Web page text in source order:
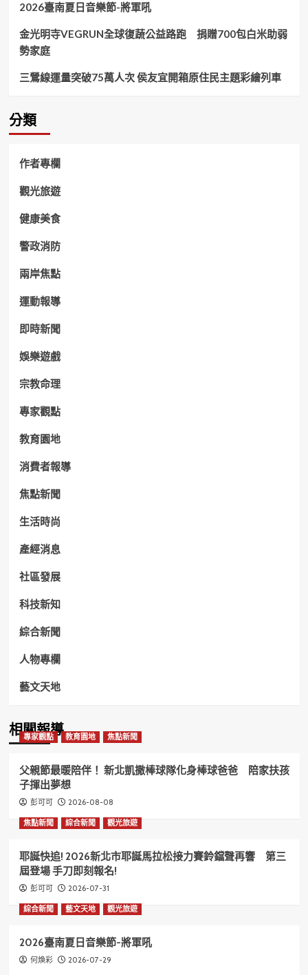
2026臺南夏日音樂節-將軍吼
金光明寺VEGRUN全球復蔬公益路跑 捐贈700包白米助弱
勢家庭
三鶯線運量突破75萬人次 侯友宜開箱原住民主題彩繪列車
分類
作者專欄
觀光旅遊
健康美食
警政消防
兩岸焦點
運動報導
即時新聞
娛樂遊戲
宗教命理
專家觀點
教育園地
消費者報導
焦點新聞
生活時尚
產經消息
社區發展
科技新知
綜合新聞
人物專欄
藝文天地
相關報導
專家觀點 教育園地 焦點新聞
父親節最暖陪伴！ 新北凱撒棒球隊化身棒球爸爸 陪家扶孩
子揮出夢想
彭可可 2026-08-08
焦點新聞 綜合新聞 觀光旅遊
耶誕快追! 2026新北市耶誕馬拉松接力賽鈴鐺聲再響 第三
屆登場 手刀即刻報名!
彭可可 2026-07-31
綜合新聞 藝文天地 觀光旅遊
2026臺南夏日音樂節-將軍吼
何煥彩 2026-07-29